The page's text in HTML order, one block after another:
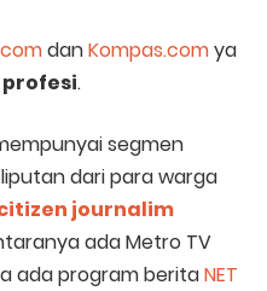
danKompas.comya
.
segmen
dari para warga
journalim
ada Metro TV
ada program beritaNET